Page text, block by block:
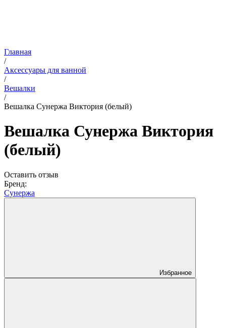
Главная
/
Аксессуары для ванной
/
Вешалки
/
Вешалка Сунержа Виктория (белый)
Вешалка Сунержа Виктория
(белый)
Оставить отзыв
Бренд:
Сунержа
Избранное